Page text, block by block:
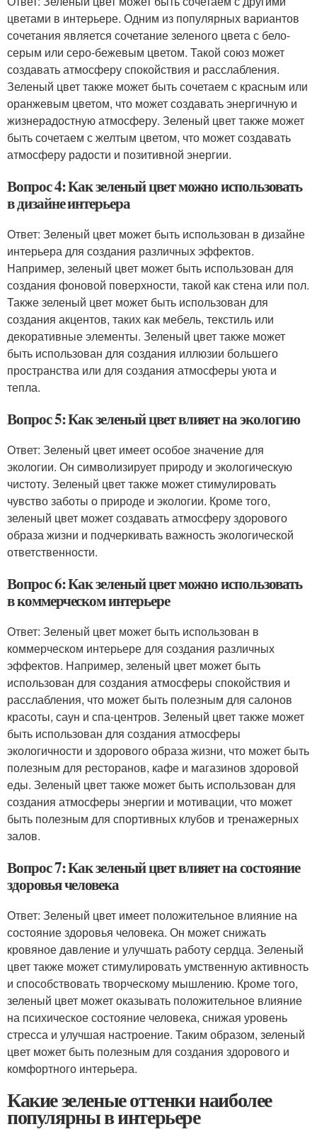
цветами в интерьере. Одним из популярных вариантов
сочетания является сочетание зеленого цвета с бело-
серым или серо-бежевым цветом. Такой союз может
создавать атмосферу спокойствия и расслабления.
Зеленый цвет также может быть сочетаем с красным или
оранжевым цветом, что может создавать энергичную и
жизнерадостную атмосферу. Зеленый цвет также может
быть сочетаем с желтым цветом, что может создавать
атмосферу радости и позитивной энергии.
Вопрос 4: Как зеленый цвет можно использовать
в дизайне интерьера
Ответ: Зеленый цвет может быть использован в дизайне
интерьера для создания различных эффектов.
Например, зеленый цвет может быть использован для
создания фоновой поверхности, такой как стена или пол.
Также зеленый цвет может быть использован для
создания акцентов, таких как мебель, текстиль или
декоративные элементы. Зеленый цвет также может
быть использован для создания иллюзии большего
пространства или для создания атмосферы уюта и
тепла.
Вопрос 5: Как зеленый цвет влияет на экологию
Ответ: Зеленый цвет имеет особое значение для
экологии. Он символизирует природу и экологическую
чистоту. Зеленый цвет также может стимулировать
чувство заботы о природе и экологии. Кроме того,
зеленый цвет может создавать атмосферу здорового
образа жизни и подчеркивать важность экологической
ответственности.
Вопрос 6: Как зеленый цвет можно использовать
в коммерческом интерьере
Ответ: Зеленый цвет может быть использован в
коммерческом интерьере для создания различных
эффектов. Например, зеленый цвет может быть
использован для создания атмосферы спокойствия и
расслабления, что может быть полезным для салонов
красоты, саун и спа-центров. Зеленый цвет также может
быть использован для создания атмосферы
экологичности и здорового образа жизни, что может быть
полезным для ресторанов, кафе и магазинов здоровой
еды. Зеленый цвет также может быть использован для
создания атмосферы энергии и мотивации, что может
быть полезным для спортивных клубов и тренажерных
залов.
Вопрос 7: Как зеленый цвет влияет на состояние
здоровья человека
Ответ: Зеленый цвет имеет положительное влияние на
состояние здоровья человека. Он может снижать
кровяное давление и улучшать работу сердца. Зеленый
цвет также может стимулировать умственную активность
и способствовать творческому мышлению. Кроме того,
зеленый цвет может оказывать положительное влияние
на психическое состояние человека, снижая уровень
стресса и улучшая настроение. Таким образом, зеленый
цвет может быть полезным для создания здорового и
комфортного интерьера.
Какие зеленые оттенки наиболее
популярны в интерьере